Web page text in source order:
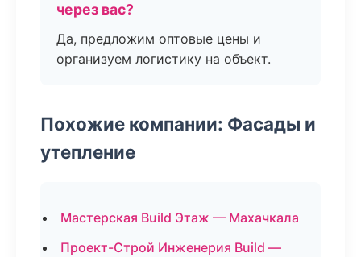
через вас?
Да, предложим оптовые цены и
организуем логистику на объект.
Похожие компании: Фасады и
утепление
Мастерская Build Этаж — Махачкала
Проект-Строй Инженерия Build —